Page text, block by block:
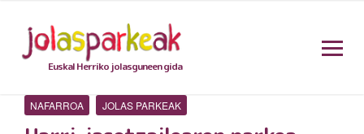
Euskal Herriko jolasguneen gida
NAFARROA JOLAS PARKEAK